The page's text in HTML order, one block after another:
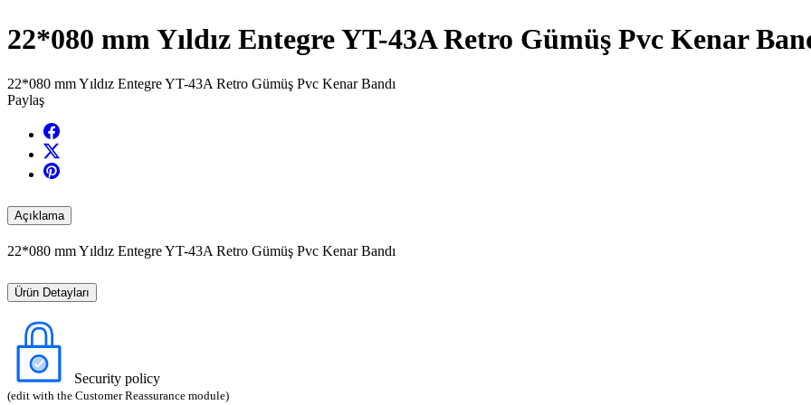
22*080 mm Yıldız Entegre YT-43A Retro Gümüş Pvc Kenar
22*080 mm Yıldız Entegre YT-43A Retro Gümüş Pvc Kenar Bandı
Paylaş
Açıklama
22*080 mm Yıldız Entegre YT-43A Retro Gümüş Pvc Kenar Bandı
Ürün Detayları
Security policy
(edit with the Customer Reassurance module)